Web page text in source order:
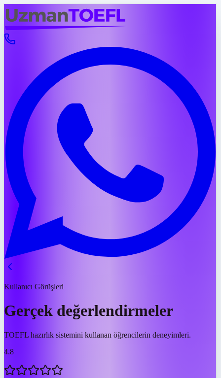
Kullanıcı Görüşleri
Gerçek değerlendirmeler
TOEFL hazırlık sistemini kullanan öğrencilerin deneyimleri.
4.8